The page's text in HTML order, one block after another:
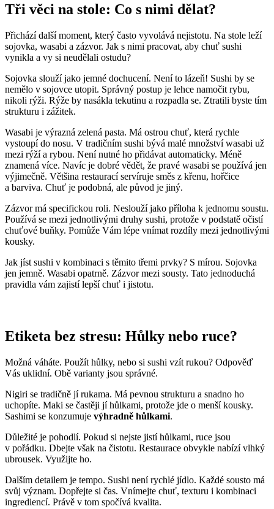
Tři věci na stole: Co s nimi dělat?
Přichází další moment, který často vyvolává nejistotu. Na stole leží
sojovka, wasabi a zázvor. Jak s nimi pracovat, aby chuť sushi
vynikla a vy si neudělali ostudu?
Sojovka slouží jako jemné dochucení. Není to lázeň! Sushi by se
nemělo v sojovce utopit. Správný postup je lehce namočit rybu,
nikoli rýži. Rýže by nasákla tekutinu a rozpadla se. Ztratili byste tím
strukturu i zážitek.
Wasabi je výrazná zelená pasta. Má ostrou chuť, která rychle
vystoupí do nosu. V tradičním sushi bývá malé množství wasabi už
mezi rýží a rybou. Není nutné ho přidávat automaticky. Méně
znamená více. Navíc je dobré vědět, že pravé wasabi se používá jen
výjimečně. Většina restaurací servíruje směs z křenu, hořčice
a barviva. Chuť je podobná, ale původ je jiný.
Zázvor má specifickou roli. Neslouží jako příloha k jednomu soustu.
Používá se mezi jednotlivými druhy sushi, protože v podstatě očistí
chuťové buňky. Pomůže Vám lépe vnímat rozdíly mezi jednotlivými
kousky.
Jak jíst sushi v kombinaci s těmito třemi prvky? S mírou. Sojovka
jen jemně. Wasabi opatrně. Zázvor mezi sousty. Tato jednoduchá
pravidla vám zajistí lepší chuť i jistotu.
Etiketa bez stresu: Hůlky nebo ruce?
Možná váháte. Použít hůlky, nebo si sushi vzít rukou? Odpověď
Vás uklidní. Obě varianty jsou správné.
Nigiri se tradičně jí rukama. Má pevnou strukturu a snadno ho
uchopíte. Maki se častěji jí hůlkami, protože jde o menší kousky.
Sashimi se konzumuje výhradně hůlkami.
Důležité je pohodlí. Pokud si nejste jistí hůlkami, ruce jsou
v pořádku. Dbejte však na čistotu. Restaurace obvykle nabízí vlhký
ubrousek. Využijte ho.
Dalším detailem je tempo. Sushi není rychlé jídlo. Každé sousto má
svůj význam. Dopřejte si čas. Vnímejte chuť, texturu i kombinaci
ingrediencí. Právě v tom spočívá kvalita.